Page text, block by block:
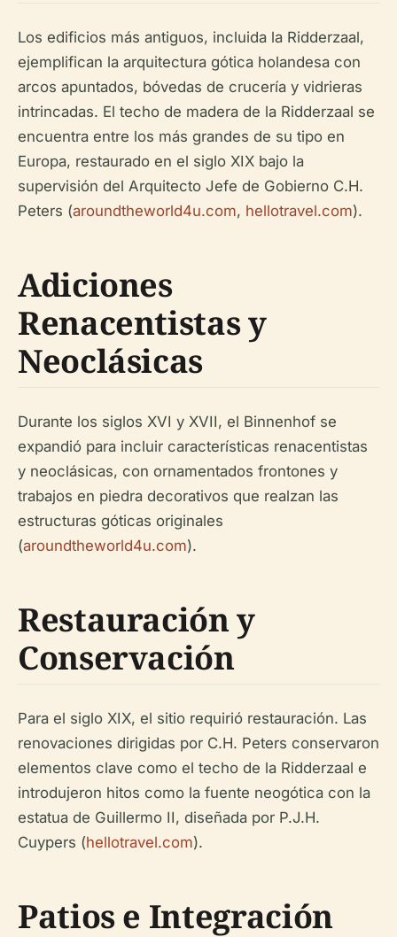
Los edificios más antiguos, incluida la Ridderzaal,
ejemplifican la arquitectura gótica holandesa con
arcos apuntados, bóvedas de crucería y vidrieras
intrincadas. El techo de madera de la Ridderzaal se
encuentra entre los más grandes de su tipo en
Europa, restaurado en el siglo XIX bajo la
supervisión del Arquitecto Jefe de Gobierno C.H.
Peters (aroundtheworld4u.com, hellotravel.com).
Adiciones
Renacentistas y
Neoclásicas
Durante los siglos XVI y XVII, el Binnenhof se
expandió para incluir características renacentistas
y neoclásicas, con ornamentados frontones y
trabajos en piedra decorativos que realzan las
estructuras góticas originales
(aroundtheworld4u.com).
Restauración y
Conservación
Para el siglo XIX, el sitio requirió restauración. Las
renovaciones dirigidas por C.H. Peters conservaron
elementos clave como el techo de la Ridderzaal e
introdujeron hitos como la fuente neogótica con la
estatua de Guillermo II, diseñada por P.J.H.
Cuypers (hellotravel.com).
Patios e Integración